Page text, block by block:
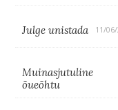
Julge unistada 11/
Muinasjutuline
õueõhtu